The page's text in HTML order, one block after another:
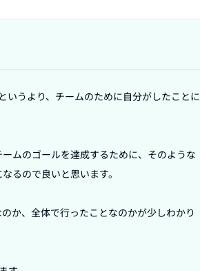
いうより、チームのために自分がしたことに
ムのゴールを達成するために、そのような
るので良いと思います。
か、全体で行ったことなのかが少しわかり